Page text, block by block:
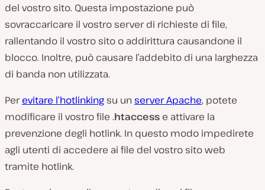
del vostro sito. Questa impostazione può
sovraccaricare il vostro server di richieste di file,
rallentando il vostro sito o addirittura causandone il
blocco. Inoltre, può causare l’addebito di una larghezza
di banda non utilizzata.
Perevitare l’hotlinking su unserver Apache, potete
modificare il vostro file .htaccess e attivare la
prevenzione degli hotlink. In questo modo impedirete
agli utenti di accedere ai file del vostro sito web
tramite hotlink.